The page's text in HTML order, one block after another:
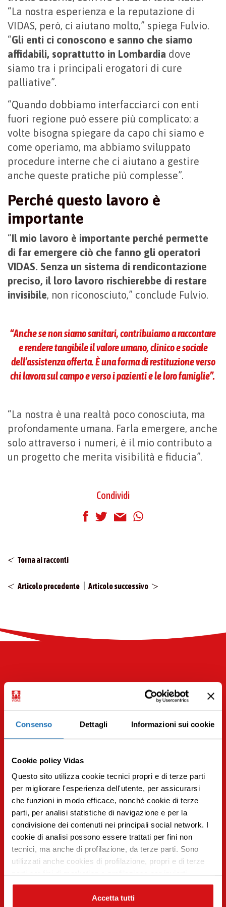
Consenso Dettagli Informazioni sui cookie
Cookie policy Vidas
Questo sito utilizza cookie tecnici propri e di terze parti
per migliorare l'esperienza dell'utente, per assicurarsi
che funzioni in modo efficace, nonché cookie di terze
parti, per analisi statistiche di navigazione e per la
condivisione dei contenuti nei principali social network. I
cookie di analisi possono essere trattati per fini non
tecnici, ma anche di profilazione, da terze parti. Sono
utilizzati anche cookies di profilazione, propri e di terze
contenuti mirati sulle tue preferenze e i tuoi interessi. Se
CHIUDI questo banner, saranno utilizzati soltanto
Accetta tutti
“La nostra esperienza e la reputazione di
VIDAS, però, ci aiutano molto,” spiega Fulvio.
“Gli enti ci conoscono e sanno che siamo
affidabili, soprattutto in Lombardia dove
siamo tra i principali erogatori di cure
palliative”.
“Quando dobbiamo interfacciarci con enti
fuori regione può essere più complicato: a
volte bisogna spiegare da capo chi siamo e
come operiamo, ma abbiamo sviluppato
procedure interne che ci aiutano a gestire
anche queste pratiche più complesse”.
Perché questo lavoro è
importante
“Il mio lavoro è importante perché permette
di far emergere ciò che fanno gli operatori
VIDAS. Senza un sistema di rendicontazione
preciso, il loro lavoro rischierebbe di restare
invisibile, non riconosciuto,” conclude Fulvio.
“Anche se non siamo sanitari, contribuiamo a raccontare
e rendere tangibile il valore umano, clinico e sociale
dell’assistenza offerta. È una forma di restituzione verso
chi lavora sul campo e verso i pazienti e le loro famiglie”.
“La nostra è una realtà poco conosciuta, ma
profondamente umana. Farla emergere, anche
solo attraverso i numeri, è il mio contributo a
un progetto che merita visibilità e fiducia”.
Condividi
Torna ai racconti
Articolo precedente Articolo successivo
Potrebbe interessarti anche
Per scoprire articoli simili iscriviti alla
newsletter.
Premi INVIO per cercare o ESC per uscire